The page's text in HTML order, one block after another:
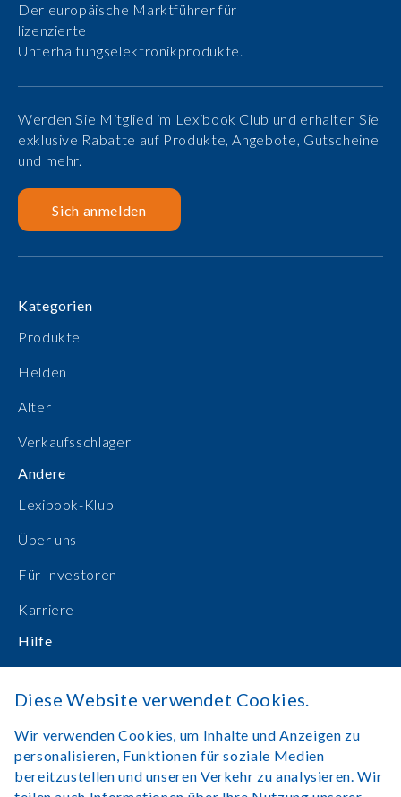
Der europäische Marktführer für
lizenzierte
Unterhaltungselektronikprodukte.
Werden Sie Mitglied im Lexibook Club und erhalten Sie
exklusive Rabatte auf Produkte, Angebote, Gutscheine
und mehr.
Sich anmelden
Kategorien
Produkte
Helden
Alter
Verkaufsschlager
Andere
Lexibook-Klub
Über uns
Für Investoren
Karriere
Hilfe
Bedienungsanleitungen
Online einkaufen
Kontakt
Anmelden
Diese Website verwendet Cookies.
Wir verwenden Cookies, um Inhalte und Anzeigen zu
personalisieren, Funktionen für soziale Medien
bereitzustellen und unseren Verkehr zu analysieren. Wir